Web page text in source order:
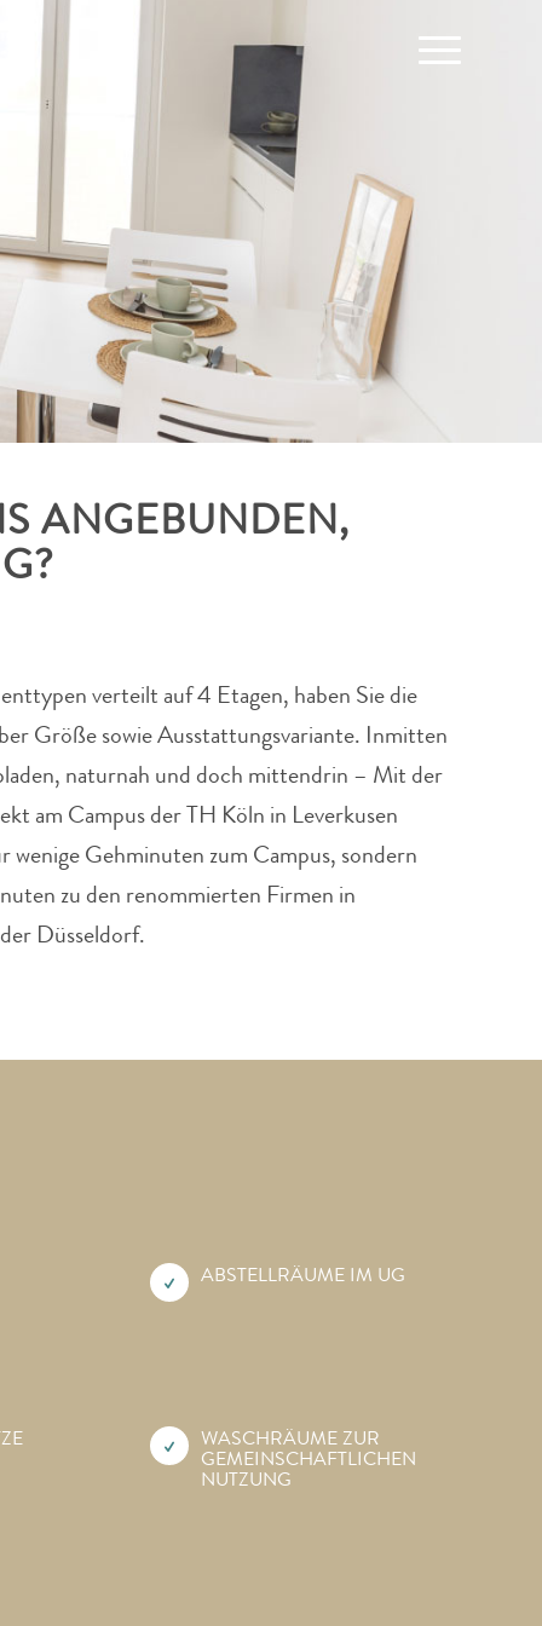
ANGEBUNDEN,
verteilt auf 4 Etagen, haben Sie die
Größe sowie Ausstattungsvariante. Inmitten
naturnah und doch mittendrin – Mit der
am Campus der TH Köln in Leverkusen
wenige Gehminuten zum Campus, sondern
zu den renommierten Firmen in
Düsseldorf.
ABSTELLRÄUME IM UG
WASCHRÄUME ZUR
GEMEINSCHAFTLICHEN
NUTZUNG